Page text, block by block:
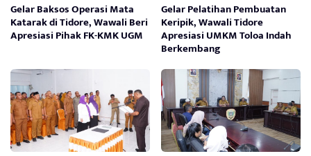
Gelar Baksos Operasi Mata
Katarak di Tidore, Wawali Beri
Apresiasi Pihak FK-KMK UGM
Gelar Pelatihan Pembuatan
Keripik, Wawali Tidore
Apresiasi UMKM Toloa Indah
Berkembang